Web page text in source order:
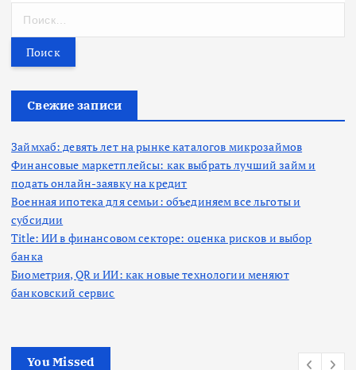
т
Свежие записи
Займхаб: девять лет на рынке каталогов микрозаймов
Финансовые маркетплейсы: как выбрать лучший займ и
подать онлайн-заявку на кредит
Военная ипотека для семьи: объединяем все льготы и
субсидии
Title: ИИ в финансовом секторе: оценка рисков и выбор
банка
Биометрия, QR и ИИ: как новые технологии меняют
банковский сервис
You Missed